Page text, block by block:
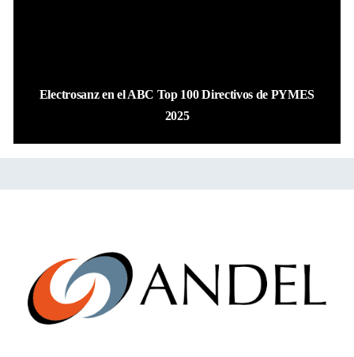
Electrosanz en el ABC Top 100 Directivos de PYMES
2025